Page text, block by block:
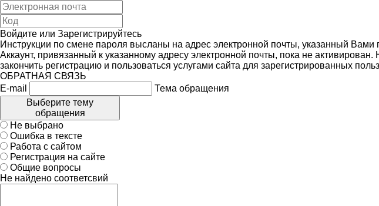
Войдите или Зарегистрируйтесь
Инструкции по смене пароля высланы на адрес электронной почты, указанный Вами
Аккаунт, привязанный к указанному адресу электронной почты, пока не
закончить регистрацию и пользоваться услугами сайта для зарегистрированных
ОБРАТНАЯ СВЯЗЬ
E-mail
Тема обращения
Выберите тему
обращения
Не выбрано
Ошибка в тексте
Работа с сайтом
Регистрация на сайте
Общие вопросы
Не найдено соответсвий